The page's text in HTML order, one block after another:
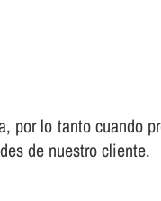
por lo tanto cuando
de nuestro cliente.